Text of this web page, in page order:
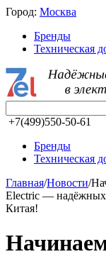
Город: Москва
Бренды
Техническая
+7(499)550-50-61
Бренды
Техническая
Главная/Новости/
Electric — надёжных
Китая!